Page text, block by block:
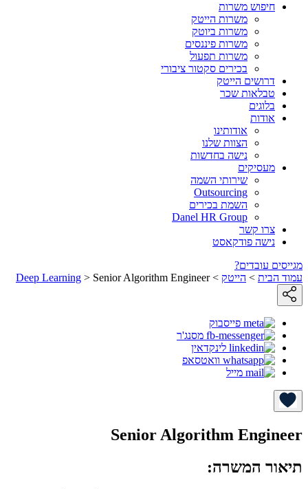
חיפוש משרות
משרות הייטק
משרות ביוטק
משרות פיננסים
משרות תפעול
בכירים סקטור ציבורי
דרושים הייטק
טבלאות שכר
בלוגים
אודות
אודותינו
הצוות שלנו
נישה בחדשות
מעסיקים
שירותי השמה
Outsourcing
השמת בכירים
Danel HR Group
צרו קשר
נישה פודקאסט
מגייסים עובדים?
עמוד הבית > הייטק >
Deep Learning > Senior Algorithm Engineer
פייסבוק
מסנג'ר
לינקדאין
וואטסאפ
מייל
Senior Algorithm Engineer
תיאור המשרה: